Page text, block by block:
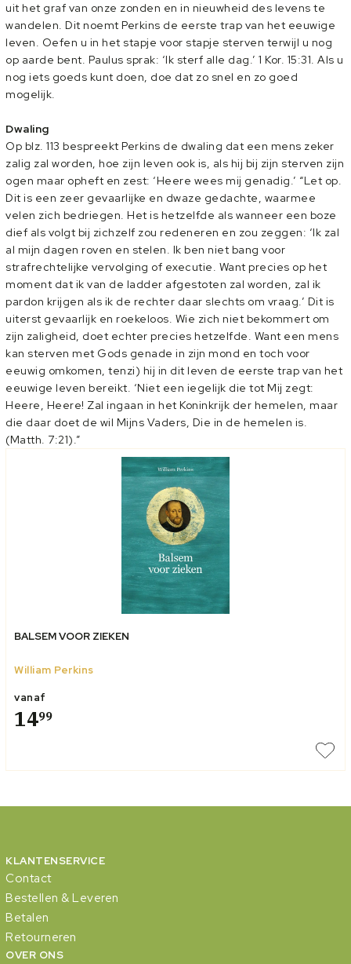
uit het graf van onze zonden en in nieuwheid des levens te
wandelen. Dit noemt Perkins de eerste trap van het eeuwige
leven. Oefen u in het stapje voor stapje sterven terwijl u nog
op aarde bent. Paulus sprak: ‘Ik sterf alle dag.’ 1 Kor. 15:31. Als u
nog iets goeds kunt doen, doe dat zo snel en zo goed
mogelijk.
Dwaling
Op blz. 113 bespreekt Perkins de dwaling dat een mens zeker
zalig zal worden, hoe zijn leven ook is, als hij bij zijn sterven zijn
ogen maar opheft en zest: ‘Heere wees mij genadig.’ “Let op.
Dit is een zeer gevaarlijke en dwaze gedachte, waarmee
velen zich bedriegen. Het is hetzelfde als wanneer een boze
dief als volgt bij zichzelf zou redeneren en zou zeggen: ‘Ik zal
al mijn dagen roven en stelen. Ik ben niet bang voor
strafrechtelijke vervolging of executie. Want precies op het
moment dat ik van de ladder afgestoten zal worden, zal ik
pardon krijgen als ik de rechter daar slechts om vraag.’ Dit is
uiterst gevaarlijk en roekeloos. Wie zich niet bekommert om
zijn zaligheid, doet echter precies hetzelfde. Want een mens
kan sterven met Gods genade in zijn mond en toch voor
eeuwig omkomen, tenzi) hij in dit leven de eerste trap van het
eeuwige leven bereikt. ‘Niet een iegelijk die tot Mij zegt:
Heere, Heere! Zal ingaan in het Koninkrijk der hemelen, maar
die daar doet de wil Mijns Vaders, Die in de hemelen is.
(Matth. 7:21).”
BALSEM VOOR ZIEKEN
William Perkins
vanaf
1499
KLANTENSERVICE
Contact
Bestellen & Leveren
Betalen
Retourneren
OVER ONS